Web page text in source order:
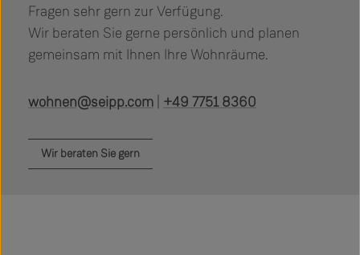
Fragen sehr gern zur Verfügung.
Wir beraten Sie gerne persönlich und planen
gemeinsam mit Ihnen Ihre Wohnräume.
wohnen@seipp.com +49 7751 8360
Wir beraten Sie gern